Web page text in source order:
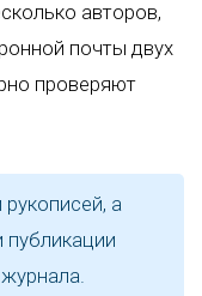
авторов,
почты двух
проверяют
а